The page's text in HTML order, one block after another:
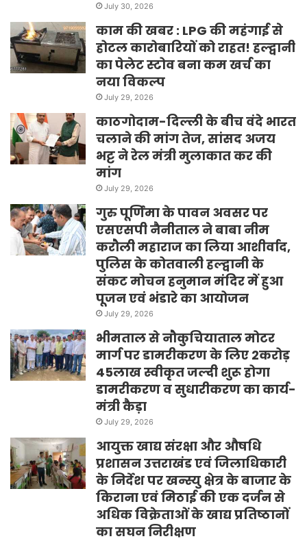
July 30, 2026
काम की खबर : LPG की महंगाई से
होटल कारोबारियों को राहत! हल्द्वानी
का पेलेट स्टोव बना कम खर्च का
नया विकल्प
July 29, 2026
काठगोदाम-दिल्ली के बीच वंदे भारत
चलाने की मांग तेज, सांसद अजय
भट्ट ने रेल मंत्री मुलाकात कर की
मांग
July 29, 2026
गुरु पूर्णिमा के पावन अवसर पर
एसएसपी नैनीताल ने बाबा नीम
करौली महाराज का लिया आशीर्वाद,
पुलिस के कोतवाली हल्द्वानी के
संकट मोचन हनुमान मंदिर में हुआ
पूजन एवं भंडारे का आयोजन
July 29, 2026
भीमताल से नौकुचियाताल मोटर
मार्ग पर डामरीकरण के लिए 2करोड़
45लाख स्वीकृत जल्दी शुरू होगा
डामरीकरण व सुधारीकरण का कार्य-
मंत्री कैड़ा
July 29, 2026
आयुक्त खाद्य संरक्षा और औषधि
प्रशासन उत्तराखंड एवं जिलाधिकारी
के निर्देश पर खन्स्यु क्षेत्र के बाजार के
किराना एवं मिठाई की एक दर्जन से
अधिक विक्रेताओं के खाद्य प्रतिष्ठानों
का सघन निरीक्षण